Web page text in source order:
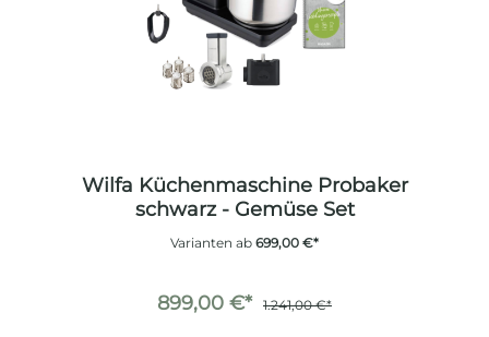
Wilfa Küchenmaschine Probaker
schwarz - Gemüse Set
Varianten ab 699,00 €*
899,00 €* 1.241,00 €*